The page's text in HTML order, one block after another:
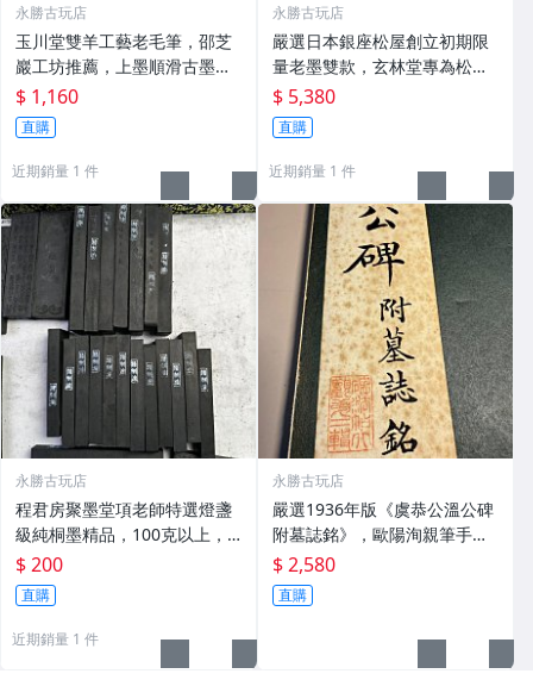
永勝古玩店
玉川堂雙羊工藝老毛筆，邵芝
巖工坊推薦，上墨順滑古墨專
用 老墨 冬青 老筆
$ 1,160
直購
近期銷量 1 件
永勝古玩店
嚴選日本銀座松屋創立初期限
量老墨雙款，玄林堂專為松屋
打造，重量22.5g，適合收藏
及品味民國時期古雅文化 文房
用具 民國古墨 收藏文玩
$ 5,380
直購
近期銷量 1 件
永勝古玩店
程君房聚墨堂項老師特選燈盞
級純桐墨精品，100克以上，
檀香墨質細膩黑亮 藍紫光放 檢
驗嚴選推薦 燈盞級墨 放藍紫光
檢驗嚴選
$ 200
直購
近期銷量 1 件
永勝古玩店
嚴選1936年版《虞恭公溫公碑
附墓誌銘》，歐陽洵親筆手
跡，典藏歷史與書法珍品 唐史
研究 碑刻藝術 田中和市版
$ 2,580
直購